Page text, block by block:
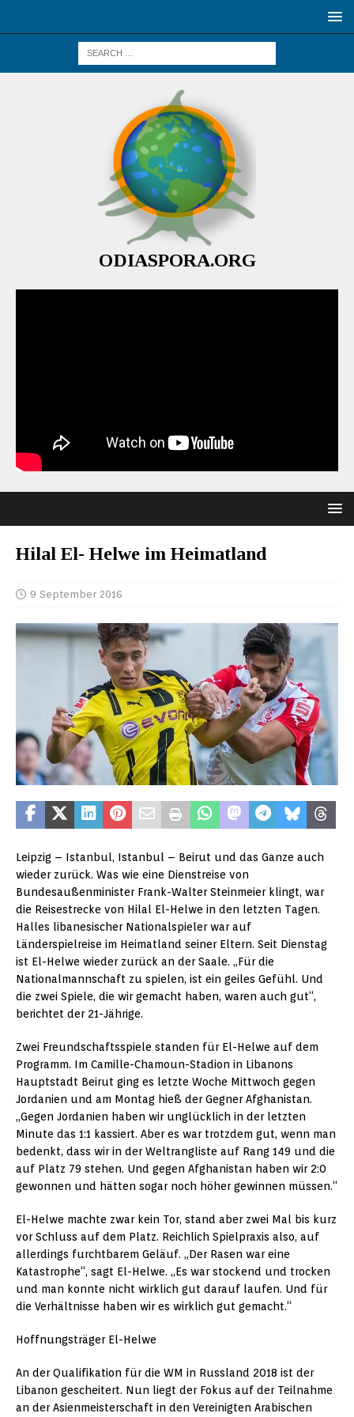
ODIASPORA.ORG
Hilal El- Helwe im Heimatland
9 September 2016
Leipzig – Istanbul, Istanbul – Beirut und das Ganze auch
wieder zurück. Was wie eine Dienstreise von
Bundesaußenminister Frank-Walter Steinmeier klingt, war
die Reisestrecke von Hilal El-Helwe in den letzten Tagen.
Halles libanesischer Nationalspieler war auf
Länderspielreise im Heimatland seiner Eltern. Seit Dienstag
ist El-Helwe wieder zurück an der Saale. „Für die
Nationalmannschaft zu spielen, ist ein geiles Gefühl. Und
die zwei Spiele, die wir gemacht haben, waren auch gut“,
berichtet der 21-Jährige.
Zwei Freundschaftsspiele standen für El-Helwe auf dem
Programm. Im Camille-Chamoun-Stadion in Libanons
Hauptstadt Beirut ging es letzte Woche Mittwoch gegen
Jordanien und am Montag hieß der Gegner Afghanistan.
„Gegen Jordanien haben wir unglücklich in der letzten
Minute das 1:1 kassiert. Aber es war trotzdem gut, wenn man
bedenkt, dass wir in der Weltrangliste auf Rang 149 und die
auf Platz 79 stehen. Und gegen Afghanistan haben wir 2:0
gewonnen und hätten sogar noch höher gewinnen müssen.“
El-Helwe machte zwar kein Tor, stand aber zwei Mal bis kurz
vor Schluss auf dem Platz. Reichlich Spielpraxis also, auf
allerdings furchtbarem Geläuf. „Der Rasen war eine
Katastrophe“, sagt El-Helwe. „Es war stockend und trocken
und man konnte nicht wirklich gut darauf laufen. Und für
die Verhältnisse haben wir es wirklich gut gemacht.“
Hoffnungsträger El-Helwe
An der Qualifikation für die WM in Russland 2018 ist der
Libanon gescheitert. Nun liegt der Fokus auf der Teilnahme
an der Asienmeisterschaft in den Vereinigten Arabischen